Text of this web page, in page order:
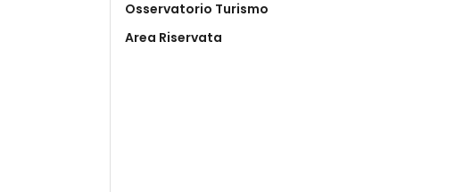
Osservatorio Turismo
Area Riservata